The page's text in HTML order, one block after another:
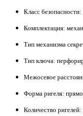
Класс безопасности:
Комплектация:
Тип механизма
Тип ключа:
Межосевое
Форма ригеля:
Количество ригелей: